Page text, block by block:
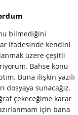
bilmediğini
ifadesinde kendini
üzere çeşitli
Bahse konu
Buna ilişkin yazılı
dosyaya sunacağız.
çekeceğime karar
için bana